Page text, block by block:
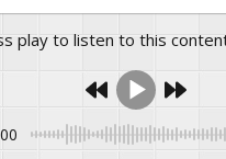
play to listen to this